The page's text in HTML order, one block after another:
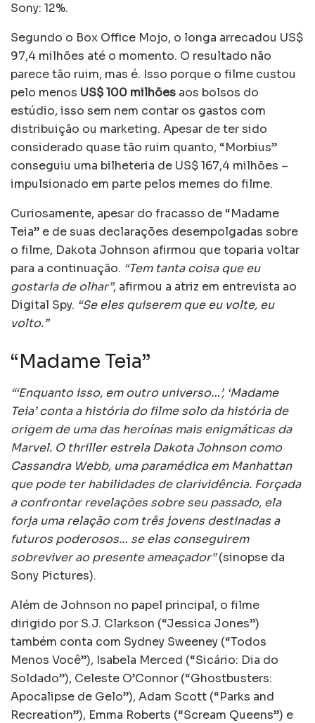
Sony: 12%.
Segundo o Box Office Mojo, o longa arrecadou US$
97,4 milhões até o momento. O resultado não
parece tão ruim, mas é. Isso porque o filme custou
pelo menos US$ 100 milhões aos bolsos do
estúdio, isso sem nem contar os gastos com
distribuição ou marketing. Apesar de ter sido
considerado quase tão ruim quanto, “Morbius”
conseguiu uma bilheteria de US$ 167,4 milhões –
impulsionado em parte pelos memes do filme.
Curiosamente, apesar do fracasso de “Madame
Teia” e de suas declarações desempolgadas sobre
o filme, Dakota Johnson afirmou que toparia voltar
para a continuação. “Tem tanta coisa que eu
gostaria de olhar”, afirmou a atriz em entrevista ao
Digital Spy. “Se eles quiserem que eu volte, eu
volto.”
“Madame Teia”
“‘Enquanto isso, em outro universo…’, ‘Madame
Teia’ conta a história do filme solo da história de
origem de uma das heroínas mais enigmáticas da
Marvel. O thriller estrela Dakota Johnson como
Cassandra Webb, uma paramédica em Manhattan
que pode ter habilidades de clarividência. Forçada
a confrontar revelações sobre seu passado, ela
forja uma relação com três jovens destinadas a
futuros poderosos… se elas conseguirem
sobreviver ao presente ameaçador”(sinopse da
Sony Pictures).
Além de Johnson no papel principal, o filme
dirigido por S.J. Clarkson (“Jessica Jones”)
também conta com Sydney Sweeney (“Todos
Menos Você”), Isabela Merced (“Sicário: Dia do
Soldado”), Celeste O’Connor (“Ghostbusters:
Apocalipse de Gelo”), Adam Scott (“Parks and
Recreation”), Emma Roberts (“Scream Queens”) e